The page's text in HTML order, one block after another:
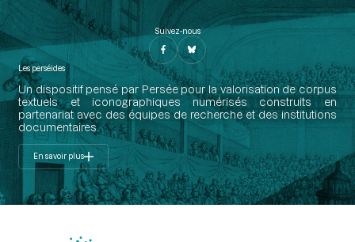
Suivez-nous
Les perséides
Un dispositif pensé par Persée pour la valorisation de corpus
textuels et iconographiques numérisés construits en
partenariat avec des équipes de recherche et des institutions
documentaires.
En savoir plus